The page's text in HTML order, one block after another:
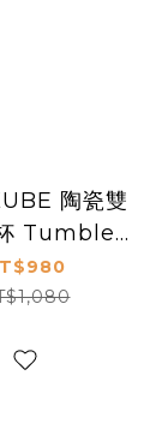
陶瓷雙
Tumbler
莫奈紫 (不
吸管)